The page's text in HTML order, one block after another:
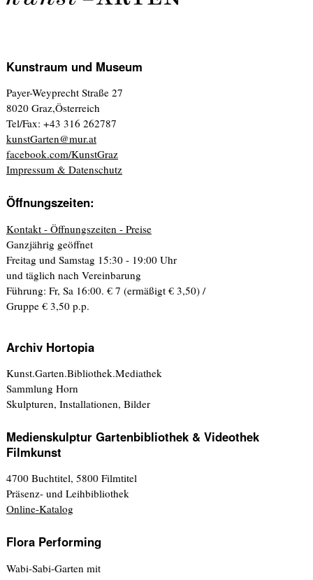
Kunstraum und Museum
Payer-Weyprecht Straße 27
8020 Graz,Österreich
Tel/Fax: +43 316 262787
kunstGarten@mur.at
facebook.com/KunstGraz
Impressum & Datenschutz
Öffnungszeiten:
Kontakt - Öffnungszeiten - Preise
Ganzjährig geöffnet
Freitag und Samstag 15:30 - 19:00 Uhr
und täglich nach Vereinbarung
Führung: Fr, Sa 16:00. € 7 (ermäßigt € 3,50) /
Gruppe € 3,50 p.p.
Archiv Hortopia
Kunst.Garten.Bibliothek.Mediathek
Sammlung Horn
Skulpturen, Installationen, Bilder
Medienskulptur Gartenbibliothek & Videothek
Filmkunst
4700 Buchtitel, 5800 Filmtitel
Präsenz- und Leihbibliothek
Online-Katalog
Flora Performing
Wabi-Sabi-Garten mit